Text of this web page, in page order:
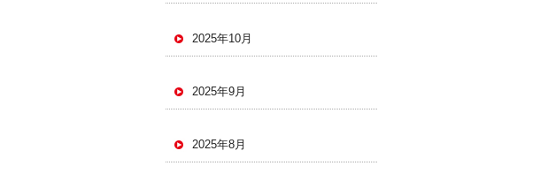
2025年10月
2025年9月
2025年8月